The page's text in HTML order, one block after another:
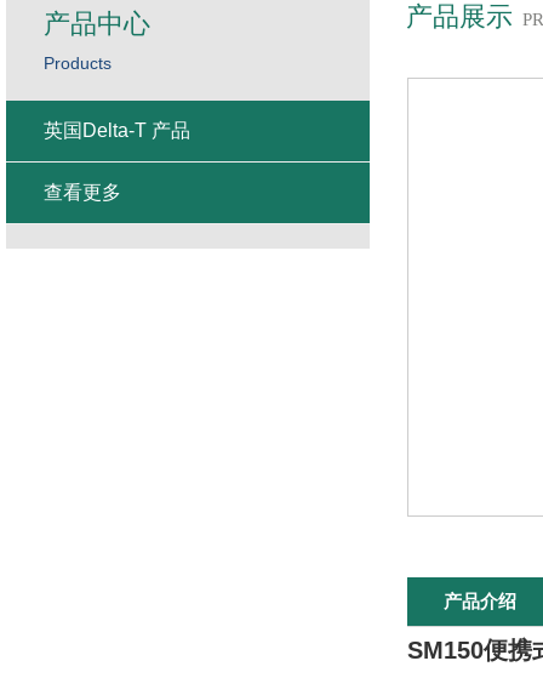
产品展示
产品介绍
SM150便携
产品中心
Products
英国Delta-T 产品
查看更多